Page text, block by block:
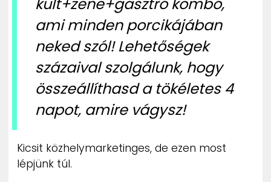
ami minden porcikájában
neked szól! Lehetőségek
százaival szolgálunk, hogy
összeállíthasd a tökéletes 4
napot, amire vágysz!
Kicsit közhelymarketinges, de ezen most
lépjünk túl.